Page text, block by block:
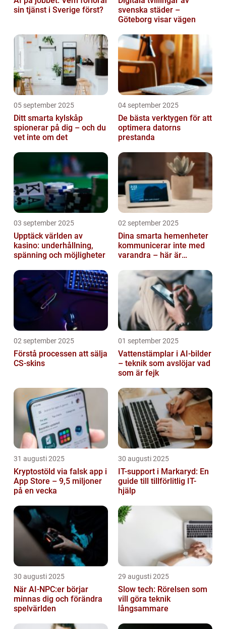
sin tjänst i Sverige först?
svenska städer –
Göteborg visar vägen
05 september 2025
Ditt smarta kylskåp
spionerar på dig – och du
vet inte om det
04 september 2025
De bästa verktygen för att
optimera datorns
prestanda
03 september 2025
Upptäck världen av
kasino: underhållning,
spänning och möjligheter
02 september 2025
Dina smarta hemenheter
kommunicerar inte med
varandra – här är
02 september 2025
Förstå processen att sälja
CS-skins
01 september 2025
Vattenstämplar i AI-bilder
– teknik som avslöjar vad
som är fejk
31 augusti 2025
Kryptostöld via falsk app i
App Store – 9,5 miljoner
på en vecka
30 augusti 2025
IT-support i Markaryd: En
guide till tillförlitlig IT-
hjälp
30 augusti 2025
När AI-NPC:er börjar
minnas dig och förändra
spelvärlden
29 augusti 2025
Slow tech: Rörelsen som
vill göra teknik
långsammare